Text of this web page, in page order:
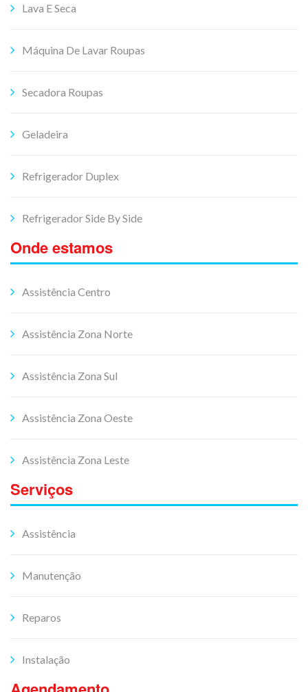
Lava E Seca
Máquina De Lavar Roupas
Secadora Roupas
Geladeira
Refrigerador Duplex
Refrigerador Side By Side
Onde estamos
Assistência Centro
Assistência Zona Norte
Assistência Zona Sul
Assistência Zona Oeste
Assistência Zona Leste
Serviços
Assistência
Manutenção
Reparos
Instalação